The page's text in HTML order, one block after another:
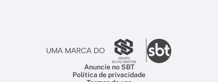
Anuncie no SBT
Política de privacidade